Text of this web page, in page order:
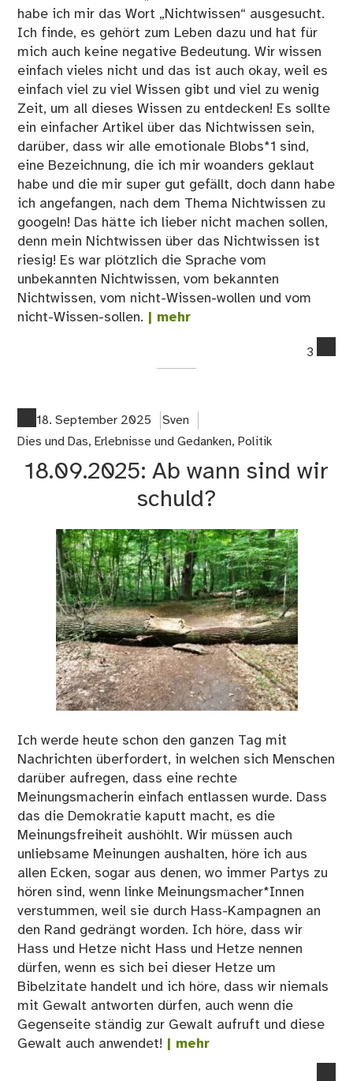
habe ich mir das Wort „Nichtwissen“ ausgesucht.
Ich finde, es gehört zum Leben dazu und hat für
mich auch keine negative Bedeutung. Wir wissen
einfach vieles nicht und das ist auch okay, weil es
einfach viel zu viel Wissen gibt und viel zu wenig
Zeit, um all dieses Wissen zu entdecken! Es sollte
ein einfacher Artikel über das Nichtwissen sein,
darüber, dass wir alle emotionale Blobs*1 sind,
eine Bezeichnung, die ich mir woanders geklaut
habe und die mir super gut gefällt, doch dann habe
ich angefangen, nach dem Thema Nichtwissen zu
googeln! Das hätte ich lieber nicht machen sollen,
denn mein Nichtwissen über das Nichtwissen ist
riesig! Es war plötzlich die Sprache vom
unbekannten Nichtwissen, vom bekannten
Nichtwissen, vom nicht-Wissen-wollen und vom
nicht-Wissen-sollen. | mehr
3
18. September 2025
Sven
Dies und Das, Erlebnisse und Gedanken, Politik
18.09.2025: Ab wann sind wir
schuld?
Ich werde heute schon den ganzen Tag mit
Nachrichten überfordert, in welchen sich Menschen
darüber aufregen, dass eine rechte
Meinungsmacherin einfach entlassen wurde. Dass
das die Demokratie kaputt macht, es die
Meinungsfreiheit aushöhlt. Wir müssen auch
unliebsame Meinungen aushalten, höre ich aus
allen Ecken, sogar aus denen, wo immer Partys zu
hören sind, wenn linke Meinungsmacher*Innen
verstummen, weil sie durch Hass-Kampagnen an
den Rand gedrängt worden. Ich höre, dass wir
Hass und Hetze nicht Hass und Hetze nennen
dürfen, wenn es sich bei dieser Hetze um
Bibelzitate handelt und ich höre, dass wir niemals
mit Gewalt antworten dürfen, auch wenn die
Gegenseite ständig zur Gewalt aufruft und diese
Gewalt auch anwendet! | mehr